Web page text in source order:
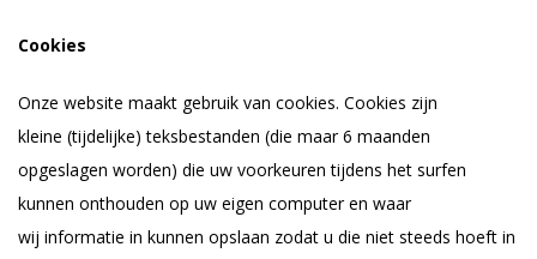
Cookies
Onze website maakt gebruik van cookies. Cookies zijn
kleine (tijdelijke) teksbestanden (die maar 6 maanden
opgeslagen worden) die uw voorkeuren tijdens het surfen
kunnen onthouden op uw eigen computer en waar
wij informatie in kunnen opslaan zodat u die niet steeds hoeft in